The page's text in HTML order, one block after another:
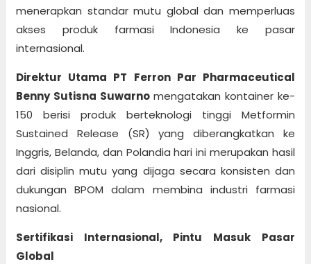
menerapkan standar mutu global dan memperluas
akses produk farmasi Indonesia ke pasar
internasional.
Direktur Utama PT Ferron Par Pharmaceutical
Benny Sutisna Suwarnomengatakan kontainer ke-
150 berisi produk berteknologi tinggi Metformin
Sustained Release (SR) yang diberangkatkan ke
Inggris, Belanda, dan Polandia hari ini merupakan hasil
dari disiplin mutu yang dijaga secara konsisten dan
dukungan BPOM dalam membina industri farmasi
nasional.
Sertifikasi Internasional, Pintu Masuk Pasar
Global